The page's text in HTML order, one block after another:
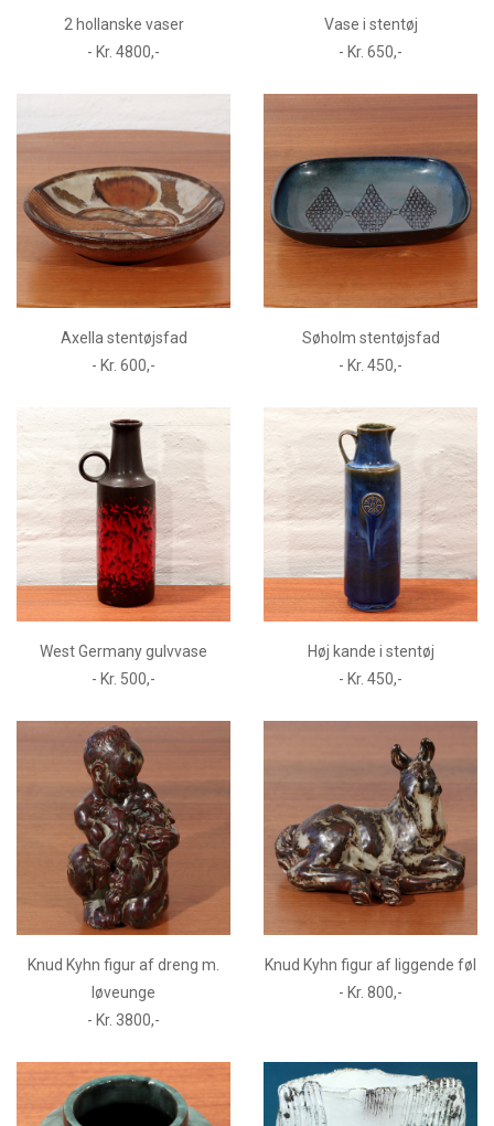
2 hollanske vaser
- Kr. 4800,-
Vase i stentøj
- Kr. 650,-
Axella stentøjsfad
- Kr. 600,-
Søholm stentøjsfad
- Kr. 450,-
West Germany gulvvase
- Kr. 500,-
Høj kande i stentøj
- Kr. 450,-
Knud Kyhn figur af dreng m.
løveunge
- Kr. 3800,-
Knud Kyhn figur af liggende føl
- Kr. 800,-